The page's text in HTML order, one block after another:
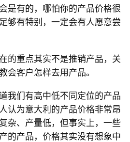
是有的，哪怕你的产品价格很
够有特别，一定会有人愿意尝
重点其实不是推销产品，关
会客户怎样去用产品。
们有高中低不同定位的产品
认为意大利的产品价格非常昂
杂、产量低，但事实上，一些
的产品，价格其实没有想象中